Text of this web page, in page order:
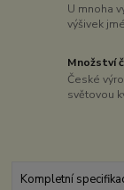
U mnoha
výšivek
Množství
České
světovou
Kompletní